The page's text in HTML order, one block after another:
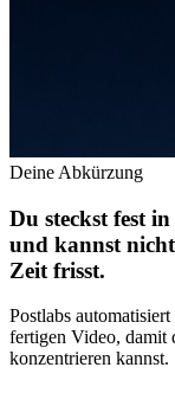
Deine Abkürzung
Du steckst fest
und kannst
Zeit frisst.
Postlabs
fertigen Video, damit
konzentrieren kannst.